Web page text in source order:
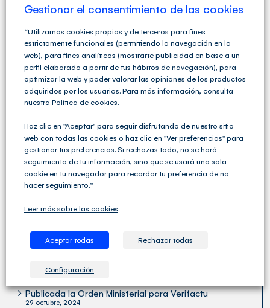
Cegid Club del Asesor no solo ofrece soluciones de
Gestión Fiscal, Contable y Laboral completas sino que
va un paso más allá y ofrece una amplia variedad de
servicios para las Asesorías y los Despachos
ÚLTIMOS ARTÍCULOS
Publicada la Orden Ministerial para Verifactu
29 octubre, 2024
Gestionar el consentimiento de las cookies
“Utilizamos cookies propias y de terceros para fines
estrictamente funcionales (permitiendo la navegación en la
web), para fines analíticos (mostrarte publicidad en base a un
perfil elaborado a partir de tus hábitos de navegación), para
optimizar la web y poder valorar las opiniones de los productos
adquiridos por los usuarios. Para más información, consulta
nuestra Política de cookies.
Haz clic en "Aceptar" para seguir disfrutando de nuestro sitio
web con todas las cookies o haz clic en "Ver preferencias" para
gestionar tus preferencias. Si rechazas todo, no se hará
seguimiento de tu información, sino que se usará una sola
cookie en tu navegador para recordar tu preferencia de no
hacer seguimiento.”
Leer más sobre las cookies
Aceptar todas Rechazar todas
Configuración